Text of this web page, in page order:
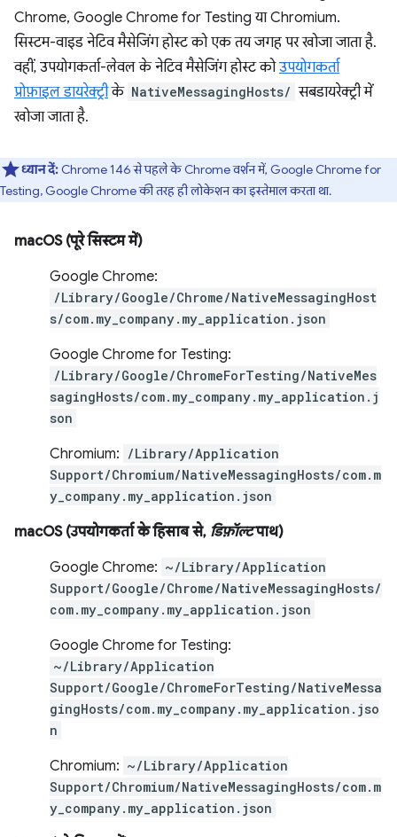
Chrome, Google Chrome for Testing या Chromium.
सिस्टम-वाइड नेटिव मैसेजिंग होस्ट को एक तय जगह पर खोजा जाता है.
वहीं, उपयोगकर्ता-लेवल के नेटिव मैसेजिंग होस्ट कोउपयोगकर्ता
प्रोफ़ाइल डायरेक्ट्रीके NativeMessagingHosts/ सबडायरेक्ट्री में
खोजा जाता है.
ध्यान दें: Chrome 146 से पहले के Chrome वर्शन में, Google Chrome for
Testing, Google Chrome की तरह ही लोकेशन का इस्तेमाल करता था.
macOS (पूरे सिस्टम में)
Google Chrome:
/Library/Google/Chrome/NativeMessagingHost
s/com.my_company.my_application.json
Google Chrome for Testing:
/Library/Google/ChromeForTesting/NativeMes
sagingHosts/com.my_company.my_application.j
son
Chromium: /Library/Application
Support/Chromium/NativeMessagingHosts/com.m
y_company.my_application.json
macOS (उपयोगकर्ता के हिसाब से, डिफ़ॉल्टपाथ)
Google Chrome: ~/Library/Application
Support/Google/Chrome/NativeMessagingHosts/
com.my_company.my_application.json
Google Chrome for Testing:
~/Library/Application
Support/Google/ChromeForTesting/NativeMessa
gingHosts/com.my_company.my_application.jso
n
Chromium: ~/Library/Application
Support/Chromium/NativeMessagingHosts/com.m
y_company.my_application.json